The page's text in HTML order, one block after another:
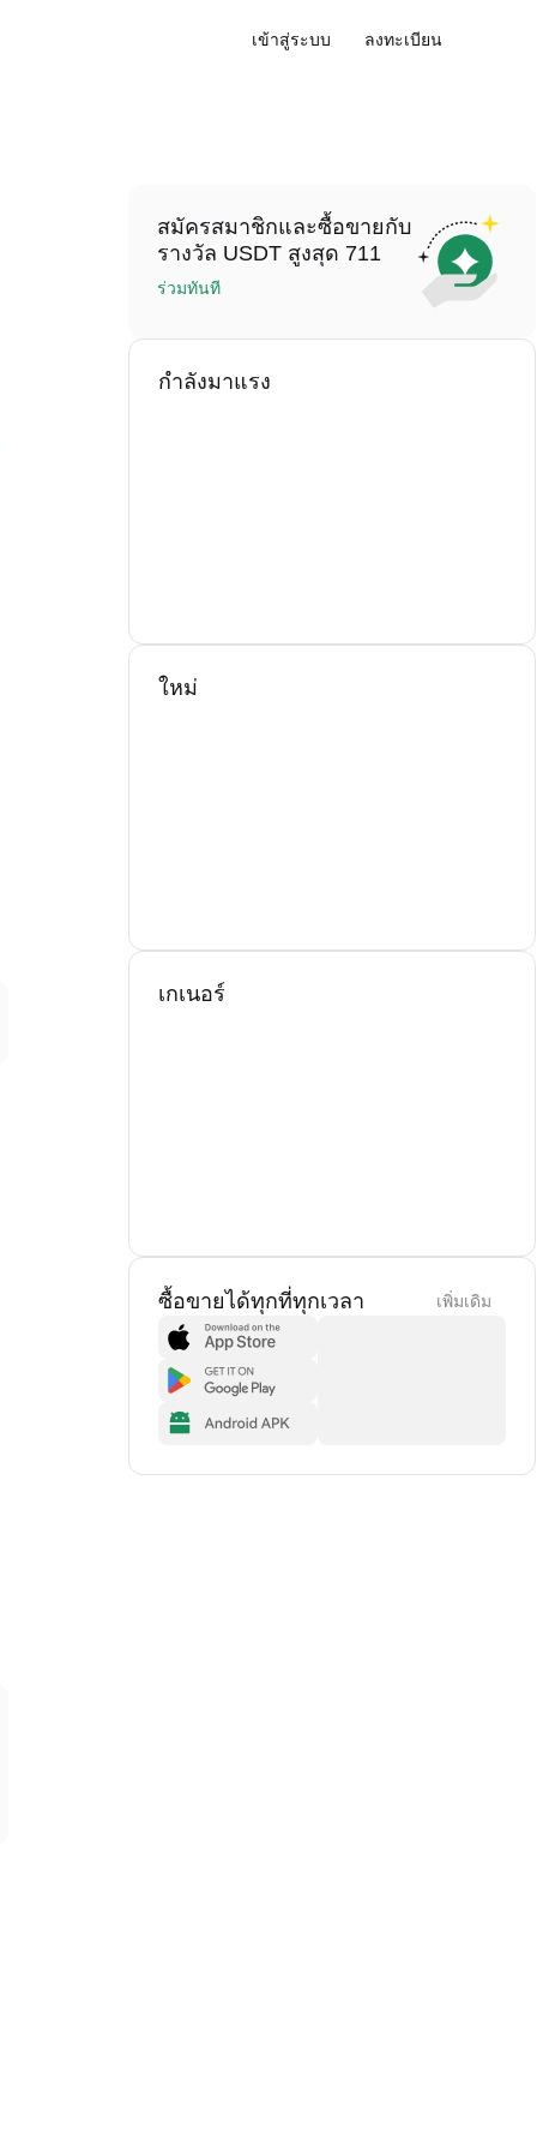
เข้าสู่ระบบ ลงทะเบียน
สมัครสมาชิกและซื้อขายกับ
รางวัล USDT สูงสุด 711
ร่วมทันที
กำลังมาแรง
ใหม่
เกเนอร์
ซื้อขายได้ทุกที่ทุกเวลา เพิ่มเดิม